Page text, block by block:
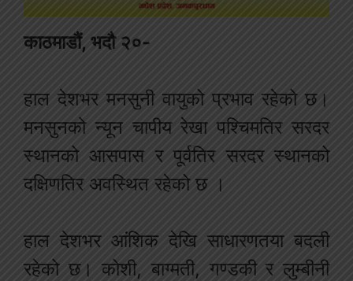
काठमाडौं, भदौ २०-
हाल देशभर मनसुनी वायुको प्रभाव रहेको छ।
मनसुनको न्यून चापीय रेखा पश्चिमतिर सरदर
स्थानको आसपास र पूर्वतिर सरदर स्थानको
दक्षिणतिर अवस्थित रहेको छ ।
हाल देशभर आंशिक देखि साधारणतया बदली
रहेको छ। कोशी, बाग्मती, गण्डकी र लुम्बीनी